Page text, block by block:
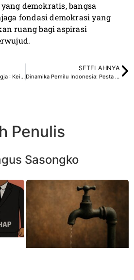
demokratis, bangsa
fondasi demokrasi yang
ruang bagi aspirasi
Bangunan Sejarah Tugu Jogja : Keindahan Landmark Ikonik Jogja
SETELAHNYA
Dinamika Pemilu Indonesia: Pesta Demokrasi yang Berwarna
Penulis
Sasongko